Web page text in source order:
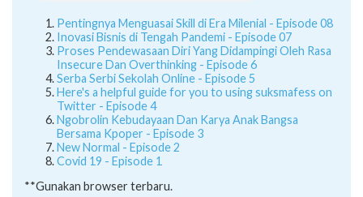
Pentingnya Menguasai Skill di Era Milenial - Episode 08
Inovasi Bisnis di Tengah Pandemi - Episode 07
Proses Pendewasaan Diri Yang Didampingi Oleh Rasa
Insecure Dan Overthinking - Episode 6
Serba Serbi Sekolah Online - Episode 5
Here's a helpful guide for you to using suksmafess on
Twitter - Episode 4
Ngobrolin Kebudayaan Dan Karya Anak Bangsa
Bersama Kpoper - Episode 3
New Normal - Episode 2
Covid 19 - Episode 1
**Gunakan browser terbaru.